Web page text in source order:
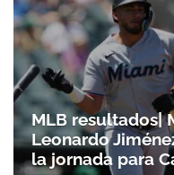
MLB resultados|
Leonardo
la jornada para